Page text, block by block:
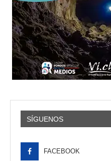
SÍGUENOS
FACEBOOK